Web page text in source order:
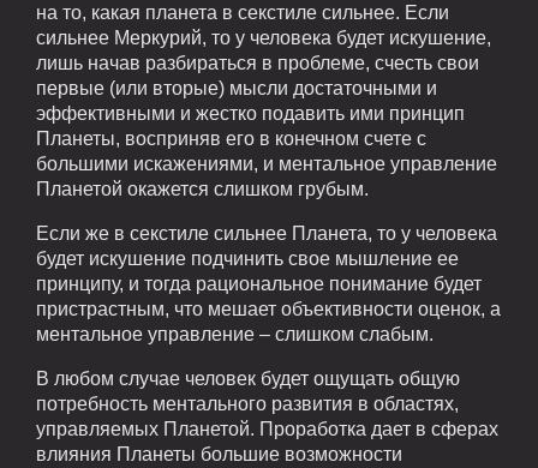
на то, какая планета в секстиле сильнее. Если
сильнее Меркурий, то у человека будет искушение,
лишь начав разбираться в проблеме, счесть свои
первые (или вторые) мысли достаточными и
эффективными и жестко подавить ими принцип
Планеты, восприняв его в конечном счете с
большими искажениями, и ментальное управление
Планетой окажется слишком грубым.
Если же в секстиле сильнее Планета, то у человека
будет искушение подчинить свое мышление ее
принципу, и тогда рациональное понимание будет
пристрастным, что мешает объективности оценок, а
ментальное управление – слишком слабым.
В любом случае человек будет ощущать общую
потребность ментального развития в областях,
управляемых Планетой. Проработка дает в сферах
влияния Планеты большие возможности